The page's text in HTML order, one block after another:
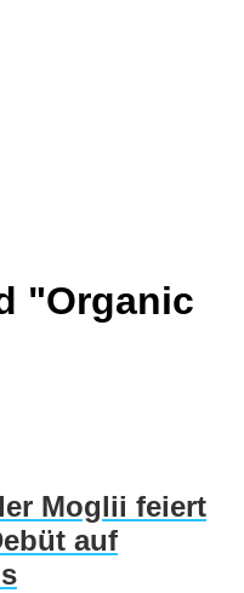
"Organic
Moglii feiert
auf